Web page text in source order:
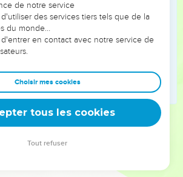
être glorifié en ce jour-là dans ses
admirable en tous ceux qui
avez cru le témoignage que nous
prions toujours pour vous, que notre
de [sa] vocation, et qu'il accomplisse
tout le bon plaisir de sa bonté, et
notre Seigneur Jésus-Christ soit
de notre service
des services tiers tels que de la
du monde…
en contact avec notre service de
Choisir mes cookies
tous les cookies
Tout refuser